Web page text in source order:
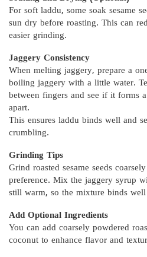
For soft laddu, some soak sesame
sun dry before roasting. This can
easier grinding.
Jaggery Consistency
When melting jaggery, prepare a
boiling jaggery with a little water.
between fingers and see if it forms
apart.
This ensures laddu binds well and
crumbling.
Grinding Tips
Grind roasted sesame seeds
preference. Mix the jaggery syrup
still warm, so the mixture binds
Add Optional Ingredients
You can add coarsely powdered
coconut to enhance flavor and